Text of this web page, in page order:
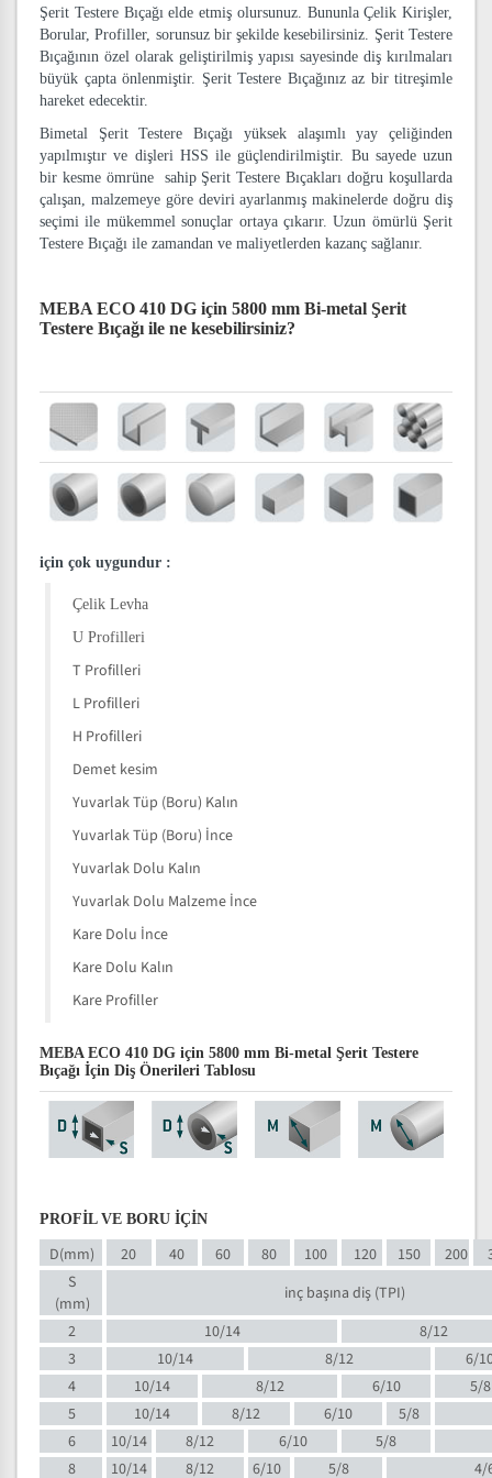
Şerit Testere Bıçağı elde etmiş olursunuz. Bununla Çelik Kirişler,
Borular, Profiller, sorunsuz bir şekilde kesebilirsiniz. Şerit Testere
Bıçağının özel olarak geliştirilmiş yapısı sayesinde diş kırılmaları
büyük çapta önlenmiştir. Şerit Testere Bıçağınız az bir titreşimle
hareket edecektir.
Bimetal Şerit Testere Bıçağı yüksek alaşımlı yay çeliğinden
yapılmıştır ve dişleri HSS ile güçlendirilmiştir. Bu sayede uzun
bir kesme ömrüne sahip Şerit Testere Bıçakları doğru koşullarda
çalışan, malzemeye göre deviri ayarlanmış makinelerde doğru diş
seçimi ile mükemmel sonuçlar ortaya çıkarır. Uzun ömürlü Şerit
Testere Bıçağı ile zamandan ve maliyetlerden kazanç sağlanır.
MEBA ECO 410 DG için 5800 mm Bi-metal Şerit
Testere Bıçağı ile ne kesebilirsiniz?
için çok uygundur :
Çelik Levha
U Profilleri
T Profilleri
L Profilleri
H Profilleri
Demet kesim
Yuvarlak Tüp (Boru) Kalın
Yuvarlak Tüp (Boru) İnce
Yuvarlak Dolu Kalın
Yuvarlak Dolu Malzeme İnce
Kare Dolu İnce
Kare Dolu Kalın
Kare Profiller
MEBA ECO 410 DG için 5800 mm Bi-metal Şerit Testere
Bıçağı İçin Diş Önerileri Tablosu
PROFİL VE BORU İÇİN
D(mm) 20 40 60 80 100 120 150 200
S
(mm)
inç başına diş (TPI)
2
10/14
8/12
3
10/14 8/12
6/
4
10/14 8/12 6/10
5/8
5
10/14 8/12 6/10
5/8
6
10/14 8/12 6/10
5/8
8
10/14 8/12 6/10 5/8
4/